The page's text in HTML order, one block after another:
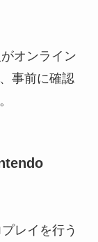
オンライン
事前に確認
レイを行う